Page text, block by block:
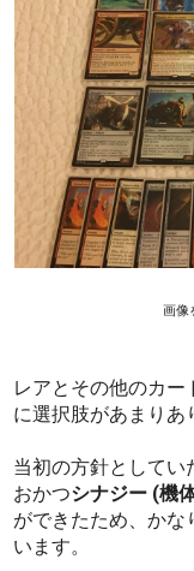
画像
レアとその他のカ
に選択肢があまりあ
当初の方針としてい
おかつシナジー (機
ができたため、かな
います。